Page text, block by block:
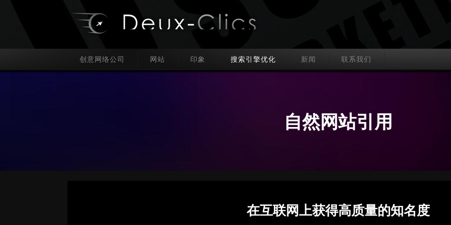
创意网络公司 网站 印象 搜索引擎优化 新闻 联系我们
自然网站引用
在互联网上获得高质量的知名度